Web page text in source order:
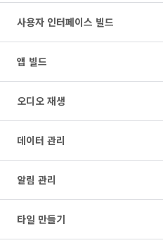
사용자 인터페이스 빌드
앱 빌드
오디오 재생
데이터 관리
알림 관리
타일 만들기